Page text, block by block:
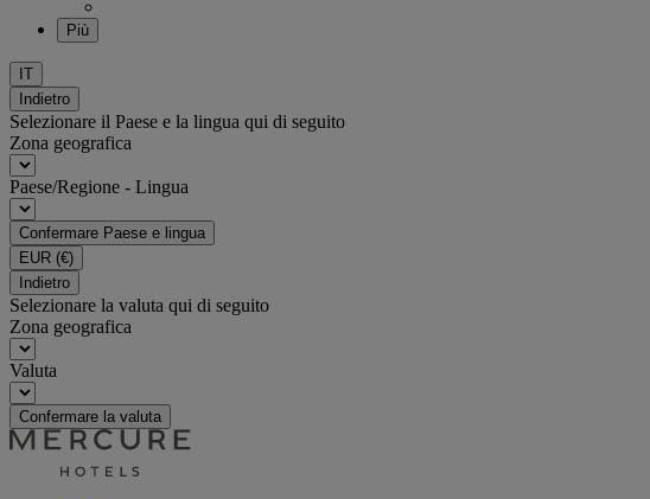
Più
IT
Indietro
Selezionare il Paese e la lingua qui di seguito
Zona geografica
Paese/Regione - Lingua
Confermare Paese e lingua
EUR (€)
Indietro
Selezionare la valuta qui di seguito
Zona geografica
Valuta
Confermare la valuta